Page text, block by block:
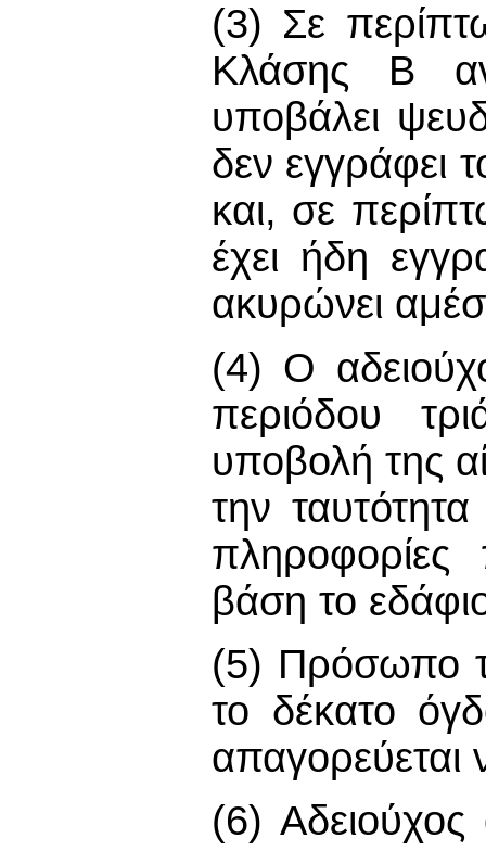
(3) Σε
Κλάσης Β
υποβάλει
δεν εγγράφει
και, σε
έχει ήδη
ακυρώνει
(4) Ο
περιόδου
υποβολή της
την
βάση το
(5) Πρόσωπο
το δέκατο
απαγορεύεται
(6)